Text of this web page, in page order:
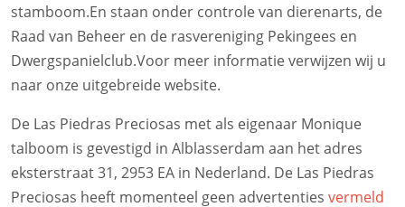
stamboom.En staan onder controle van dierenarts, de
Raad van Beheer en de rasvereniging Pekingees en
Dwergspanielclub.Voor meer informatie verwijzen wij u
naar onze uitgebreide website.
De Las Piedras Preciosas met als eigenaar Monique
talboom is gevestigd in Alblasserdam aan het adres
eksterstraat 31, 2953 EA in Nederland. De Las Piedras
Preciosas heeft momenteel geen advertenties vermeld